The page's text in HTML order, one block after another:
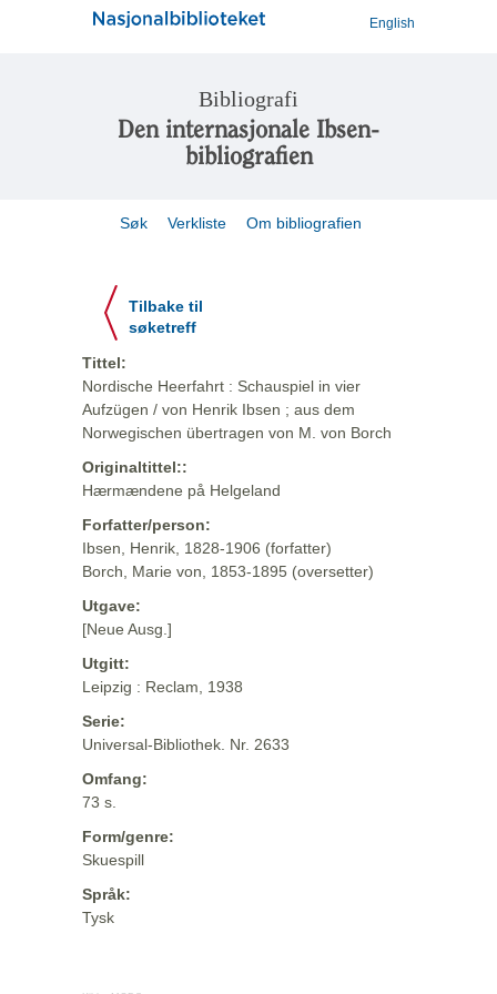
English
Bibliografi
Den internasjonale Ibsen-
bibliografien
Søk Verkliste Om bibliografien
Tilbake til
søketreff
Tittel:
Nordische Heerfahrt : Schauspiel in vier
Aufzügen / von Henrik Ibsen ; aus dem
Norwegischen übertragen von M. von Borch
Originaltittel::
Hærmændene på Helgeland
Forfatter/person:
Ibsen, Henrik, 1828-1906 (forfatter)
Borch, Marie von, 1853-1895 (oversetter)
Utgave:
[Neue Ausg.]
Utgitt:
Leipzig : Reclam, 1938
Serie:
Universal-Bibliothek. Nr. 2633
Omfang:
73 s.
Form/genre:
Skuespill
Språk:
Tysk